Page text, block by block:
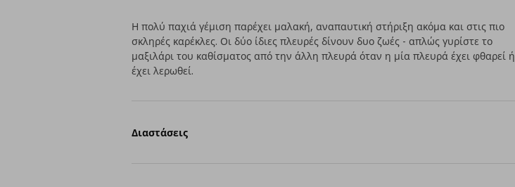
Η πολύ παχιά γέμιση παρέχει μαλακή, αναπαυτική στήριξη ακόμα και στις πιο
σκληρές καρέκλες. Οι δύο ίδιες πλευρές δίνουν δυο ζωές - απλώς γυρίστε το
μαξιλάρι του καθίσματος από την άλλη πλευρά όταν η μία πλευρά έχει φθαρεί ή
έχει λερωθεί.
Διαστάσεις